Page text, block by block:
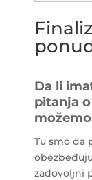
Da li
pitanja
Tu smo da
zadovoljni